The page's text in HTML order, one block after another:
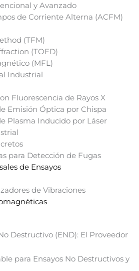
y Avanzado
de Corriente Alterna (ACFM)
(TFM)
(TOFD)
(MFL)
Industrial
Fluorescencia de Rayos X
Emisión Óptica por Chispa
Plasma Inducido por Láser
para Detección de Fugas
de Ensayos
de Vibraciones
Destructivo (END): El Proveedor
para Ensayos No Destructivos y